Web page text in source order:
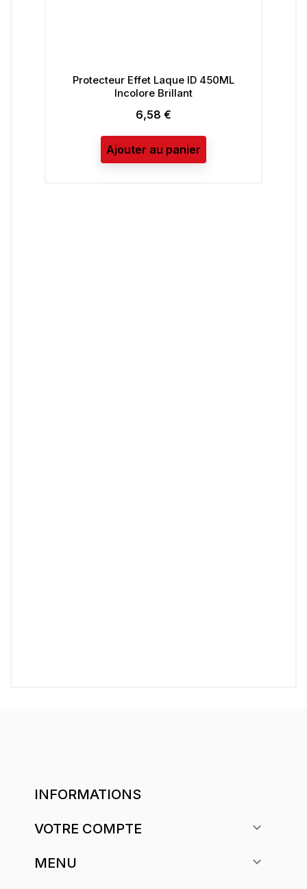
Protecteur Effet Laque ID 450ML
Incolore Brillant
Prix
6,58 €
Ajouter au panier
INFORMATIONS
VOTRE COMPTE 
MENU 